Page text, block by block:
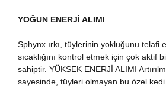
YOĞUN ENERJİ ALIMI
Sphynx ırkı, tüylerinin yokluğunu telafi
sıcaklığını kontrol etmek için çok aktif
sahiptir. YÜKSEK ENERJİ ALIMI
sayesinde, tüyleri olmayan bu özel kedi